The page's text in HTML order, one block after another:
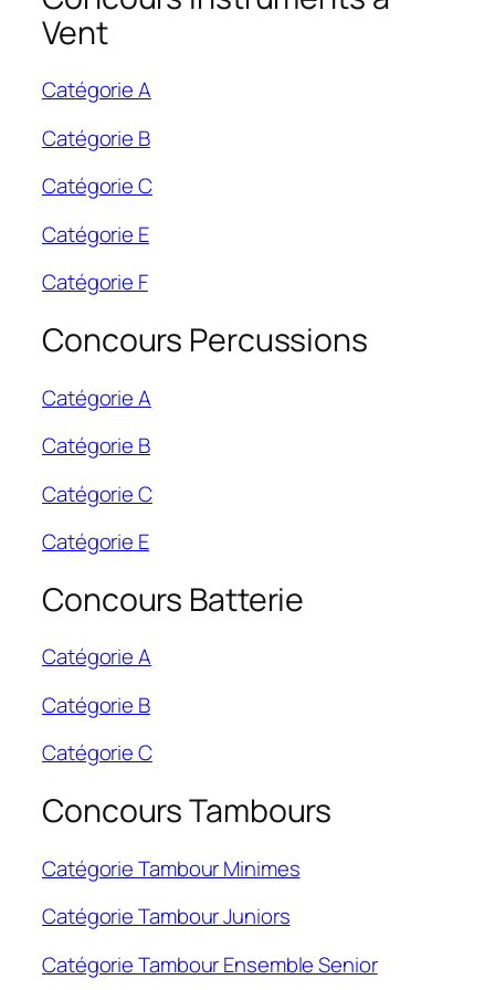
Vent
Catégorie A
Catégorie B
Catégorie C
Catégorie E
Catégorie F
Concours Percussions
Catégorie A
Catégorie B
Catégorie C
Catégorie E
Concours Batterie
Catégorie A
Catégorie B
Catégorie C
Concours Tambours
Catégorie Tambour Minimes
Catégorie Tambour Juniors
Catégorie Tambour Ensemble Senior